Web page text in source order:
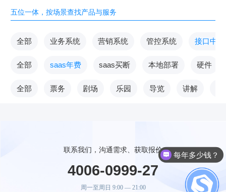
五位一体，按场景查找产品与服务
全部 业务系统 营销系统 管控系统 接口中台
全部 saas年费 saas买断 本地部署 硬件
全部 票务 剧场 乐园 导览 讲解
联系我们，沟通需求、获取报价
4006-0999-27
周一至周日 9:00 — 21:00
每年多少钱？